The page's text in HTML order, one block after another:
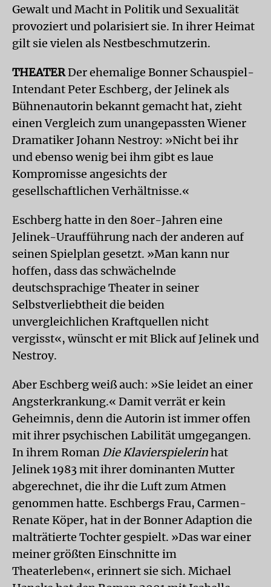
Gewalt und Macht in Politik und Sexualität
provoziert und polarisiert sie. In ihrer Heimat
gilt sie vielen als Nestbeschmutzerin.
THEATERDer ehemalige Bonner Schauspiel-
Intendant Peter Eschberg, der Jelinek als
Bühnenautorin bekannt gemacht hat, zieht
einen Vergleich zum unangepassten Wiener
Dramatiker Johann Nestroy: »Nicht bei ihr
und ebenso wenig bei ihm gibt es laue
Kompromisse angesichts der
gesellschaftlichen Verhältnisse.«
Eschberg hatte in den 80er-Jahren eine
Jelinek-Uraufführung nach der anderen auf
seinen Spielplan gesetzt. »Man kann nur
hoffen, dass das schwächelnde
deutschsprachige Theater in seiner
Selbstverliebtheit die beiden
unvergleichlichen Kraftquellen nicht
vergisst«, wünscht er mit Blick auf Jelinek und
Nestroy.
Aber Eschberg weiß auch: »Sie leidet an einer
Angsterkrankung.« Damit verrät er kein
Geheimnis, denn die Autorin ist immer offen
mit ihrer psychischen Labilität umgegangen.
In ihrem Roman Die Klavierspielerinhat
Jelinek 1983 mit ihrer dominanten Mutter
abgerechnet, die ihr die Luft zum Atmen
genommen hatte. Eschbergs Frau, Carmen-
Renate Köper, hat in der Bonner Adaption die
malträtierte Tochter gespielt. »Das war einer
meiner größten Einschnitte im
Theaterleben«, erinnert sie sich. Michael